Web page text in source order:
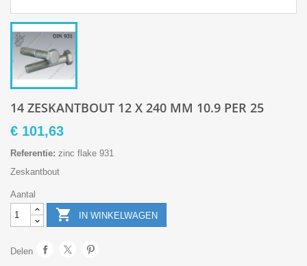
14 ZESKANTBOUT 12 X 240 MM 10.9 PER 25
€ 101,63
Referentie: zinc flake 931
Zeskantbout
Aantal
 IN WINKELWAGEN
Delen